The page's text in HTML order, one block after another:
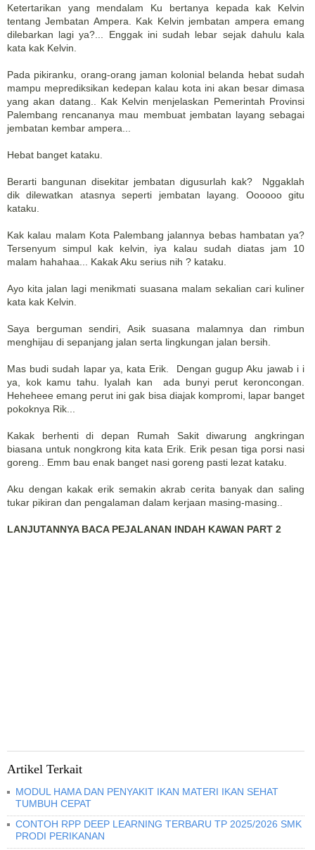
Ketertarikan yang mendalam Ku bertanya kepada kak Kelvin
tentang Jembatan Ampera. Kak Kelvin jembatan ampera emang
dilebarkan lagi ya?... Enggak ini sudah lebar sejak dahulu kala
kata kak Kelvin.
Pada pikiranku, orang-orang jaman kolonial belanda hebat sudah
mampu meprediksikan kedepan kalau kota ini akan besar dimasa
yang akan datang.. Kak Kelvin menjelaskan Pemerintah Provinsi
Palembang rencananya mau membuat jembatan layang sebagai
jembatan kembar ampera...
Hebat banget kataku.
Berarti bangunan disekitar jembatan digusurlah kak? Nggaklah
dik dilewatkan atasnya seperti jembatan layang. Oooooo gitu
kataku.
Kak kalau malam Kota Palembang jalannya bebas hambatan ya?
Tersenyum simpul kak kelvin, iya kalau sudah diatas jam 10
malam hahahaa... Kakak Aku serius nih ? kataku.
Ayo kita jalan lagi menikmati suasana malam sekalian cari kuliner
kata kak Kelvin.
Saya berguman sendiri, Asik suasana malamnya dan rimbun
menghijau di sepanjang jalan serta lingkungan jalan bersih.
Mas budi sudah lapar ya, kata Erik. Dengan gugup Aku jawab i i
ya, kok kamu tahu. Iyalah kan ada bunyi perut keroncongan.
Heheheee emang perut ini gak bisa diajak kompromi, lapar banget
pokoknya Rik...
Kakak berhenti di depan Rumah Sakit diwarung angkringan
biasana untuk nongkrong kita kata Erik. Erik pesan tiga porsi nasi
goreng.. Emm bau enak banget nasi goreng pasti lezat kataku.
Aku dengan kakak erik semakin akrab cerita banyak dan saling
tukar pikiran dan pengalaman dalam kerjaan masing-masing..
LANJUTANNYA BACA PEJALANAN INDAH KAWAN PART 2
Artikel Terkait
MODUL HAMA DAN PENYAKIT IKAN MATERI IKAN SEHAT
TUMBUH CEPAT
CONTOH RPP DEEP LEARNING TERBARU TP 2025/2026 SMK
PRODI PERIKANAN